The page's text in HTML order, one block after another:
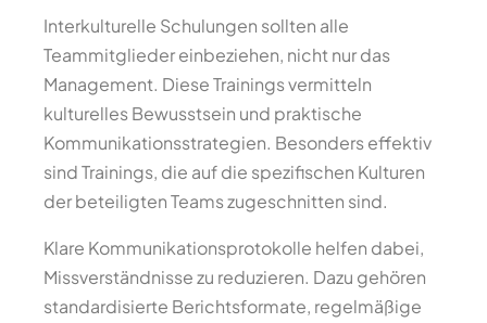
Interkulturelle Schulungen sollten alle
Teammitglieder einbeziehen, nicht nur das
Management. Diese Trainings vermitteln
kulturelles Bewusstsein und praktische
Kommunikationsstrategien. Besonders effektiv
sind Trainings, die auf die spezifischen Kulturen
der beteiligten Teams zugeschnitten sind.
Klare Kommunikationsprotokolle helfen dabei,
Missverständnisse zu reduzieren. Dazu gehören
standardisierte Berichtsformate, regelmäßige